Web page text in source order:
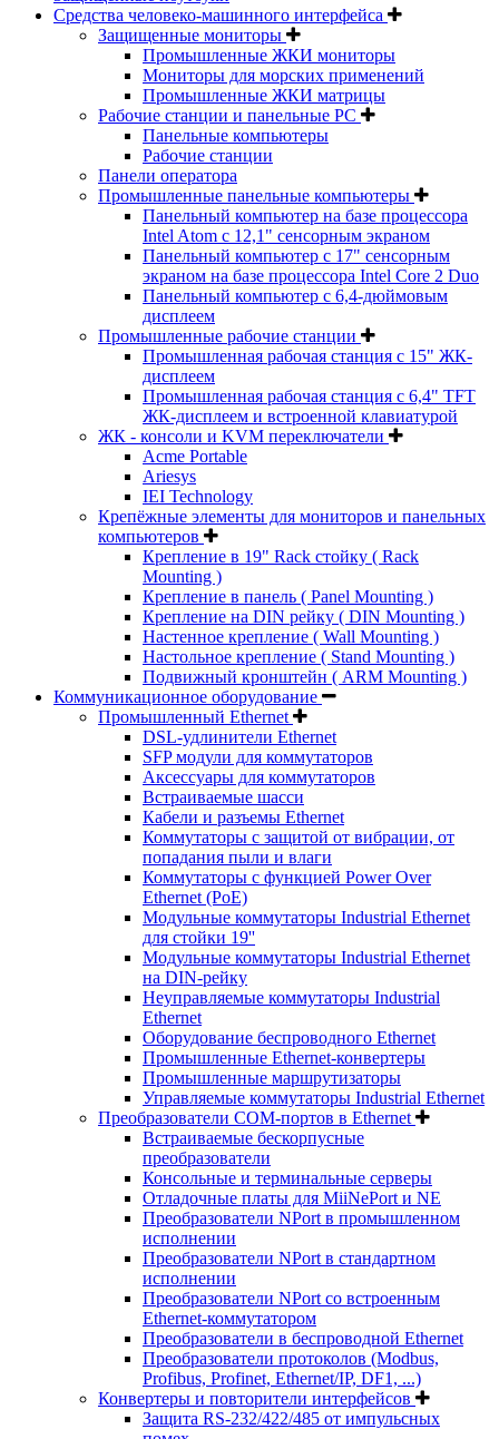
Средства человеко-машинного интерфейса
Защищенные мониторы
Промышленные ЖКИ мониторы
Мониторы для морских применений
Промышленные ЖКИ матрицы
Рабочие станции и панельные РС
Панельные компьютеры
Рабочие станции
Панели оператора
Промышленные панельные компьютеры
Панельный компьютер на базе процессора
Intel Atom с 12,1" сенсорным экраном
Панельный компьютер с 17" сенсорным
экраном на базе процессора Intel Core 2 Duo
Панельный компьютер с 6,4-дюймовым
дисплеем
Промышленные рабочие станции
Промышленная рабочая станция с 15" ЖК-
дисплеем
Промышленная рабочая станция с 6,4" TFT
ЖК-дисплеем и встроенной клавиатурой
ЖК - консоли и KVM переключатели
Acme Portable
Ariesys
IEI Technology
Крепёжные элементы для мониторов и панельных
компьютеров
Крепление в 19" Rack стойку ( Rack
Mounting )
Крепление в панель ( Panel Mounting )
Крепление на DIN рейку ( DIN Mounting )
Настенное крепление ( Wall Mounting )
Настольное крепление ( Stand Mounting )
Подвижный кронштейн ( ARM Mounting )
Коммуникационное оборудование
Промышленный Ethernet
DSL-удлинители Ethernet
SFP модули для коммутаторов
Аксессуары для коммутаторов
Встраиваемые шасси
Кабели и разъемы Ethernet
Коммутаторы с защитой от вибрации, от
попадания пыли и влаги
Коммутаторы с функцией Power Over
Ethernet (PoE)
Модульные коммутаторы Industrial Ethernet
для стойки 19''
Модульные коммутаторы Industrial Ethernet
на DIN-рейку
Неуправляемые коммутаторы Industrial
Ethernet
Оборудование беспроводного Ethernet
Промышленные Ethernet-конвертеры
Промышленные маршрутизаторы
Управляемые коммутаторы Industrial Ethernet
Преобразователи COM-портов в Ethernet
Встраиваемые бескорпусные
преобразователи
Консольные и терминальные серверы
Отладочные платы для MiiNePort и NE
Преобразователи NPort в промышленном
исполнении
Преобразователи NPort в стандартном
исполнении
Преобразователи NPort со встроенным
Ethernet-коммутатором
Преобразователи в беспроводной Ethernet
Преобразователи протоколов (Modbus,
Profibus, Profinet, Ethernet/IP, DF1, ...)
Конвертеры и повторители интерфейсов
Защита RS-232/422/485 от импульсных